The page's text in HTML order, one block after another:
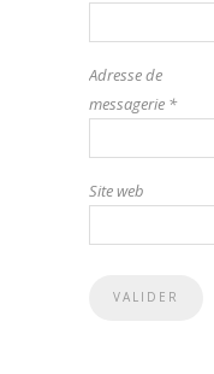
Adresse de
messagerie *
Site web